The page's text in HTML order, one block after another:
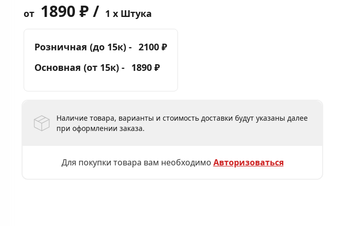
от 1890 ₽ / 1 x Штука
Розничная (до 15к) - 2100 ₽
Основная (от 15к) - 1890 ₽
Наличие товара, варианты и стоимость доставки будут указаны далее
при оформлении заказа.
Для покупки товара вам необходимо Авторизоваться